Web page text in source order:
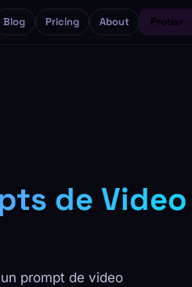
Blog Pricing About Probar
de Video
prompt de video